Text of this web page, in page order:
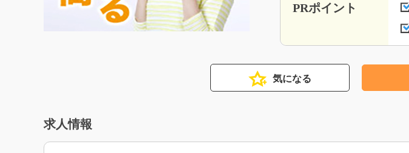
PRポイント
気になる
求人情報